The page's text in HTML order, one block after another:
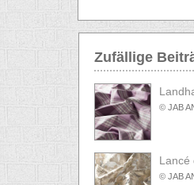
Zufällige
© JAB
Lancé
© JAB